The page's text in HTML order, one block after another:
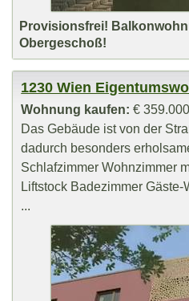
Provisionsfrei!
Obergeschoß!
1230 Wien
Wohnung kaufen: €
Das Gebäude ist von der
dadurch besonders
Schlafzimmer Wohnzimmer
Liftstock Badezimmer
...